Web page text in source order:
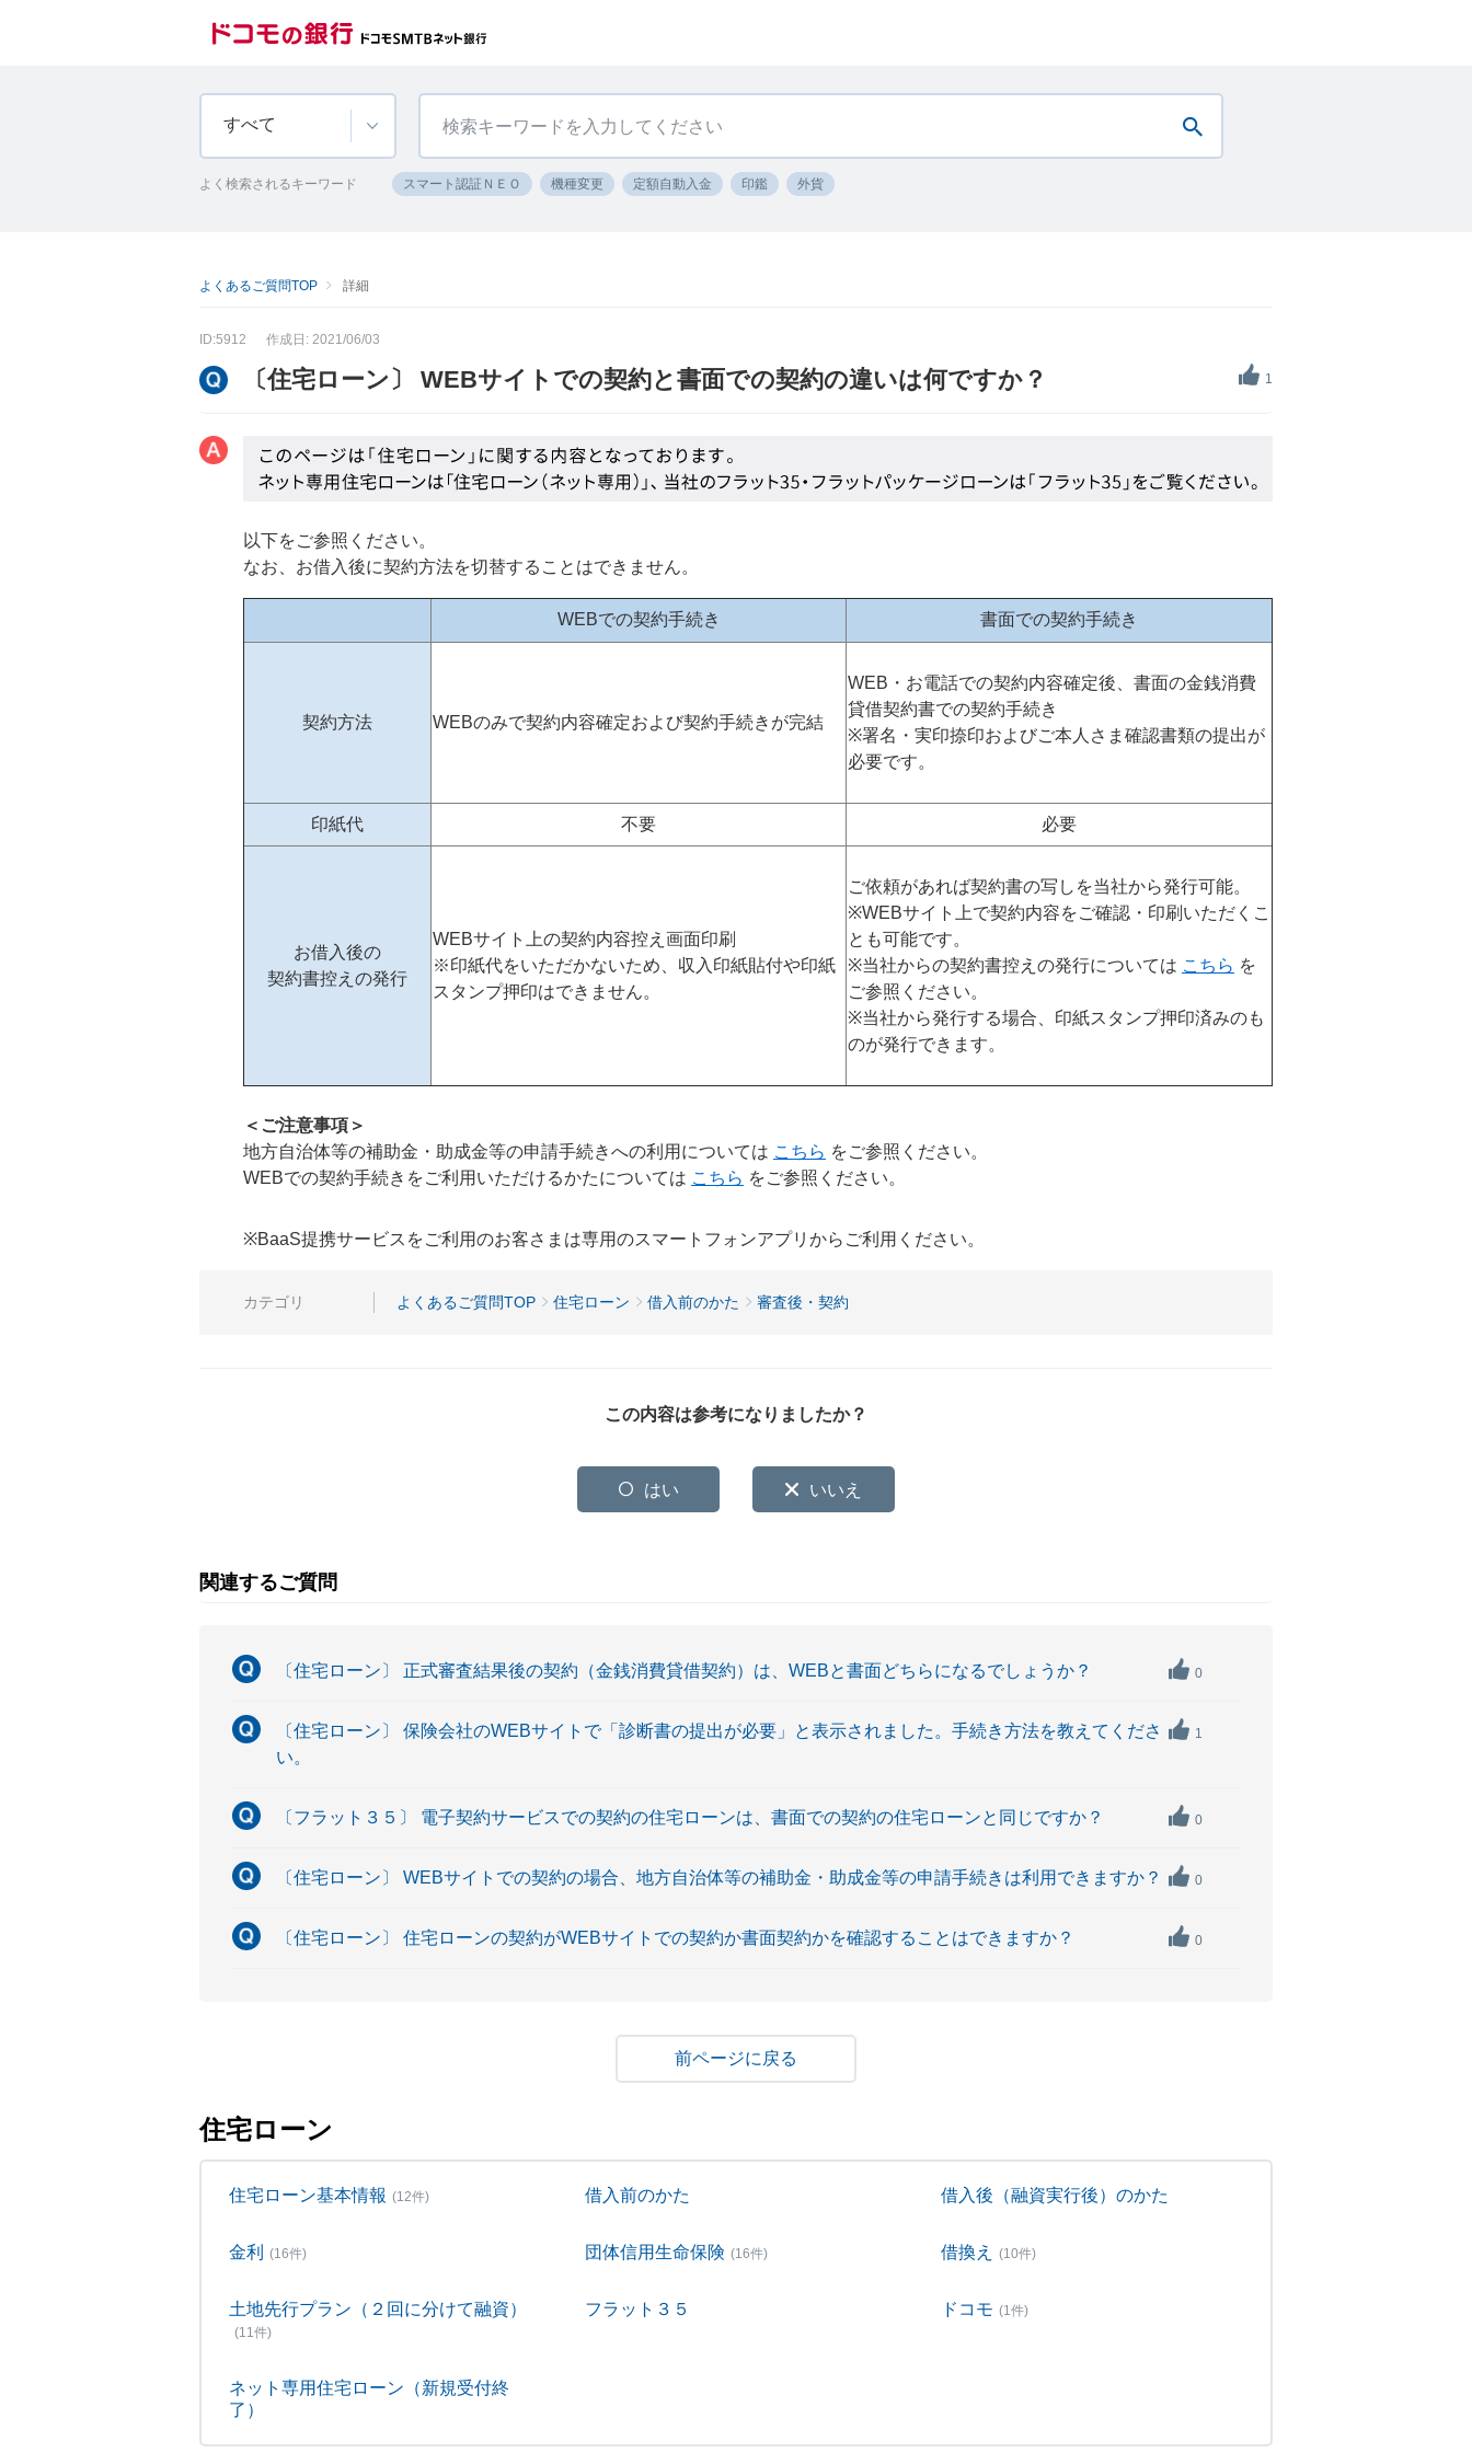
すべて
よく検索されるキーワード スマート認証ＮＥＯ 機種変更 定額自動入金 印鑑 外貨
よくあるご質問TOP 詳細
ID:5912 作成日: 2021/06/03
1
〔住宅ローン〕 WEBサイトでの契約と書面での契約の違いは何ですか？
以下をご参照ください。
なお、お借入後に契約方法を切替することはできません。
WEBでの契約手続き 書面での契約手続き
契約方法 WEBのみで契約内容確定および契約手続きが完結
WEB・お電話での契約内容確定後、書面の金銭消費
貸借契約書での契約手続き
※署名・実印捺印およびご本人さま確認書類の提出が
必要です。
印紙代 不要 必要
お借入後の
契約書控えの発行
WEBサイト上の契約内容控え画面印刷
※印紙代をいただかないため、収入印紙貼付や印紙
スタンプ押印はできません。
ご依頼があれば契約書の写しを当社から発行可能。
※WEBサイト上で契約内容をご確認・印刷いただくこ
とも可能です。
※当社からの契約書控えの発行については こちら を
ご参照ください。
※当社から発行する場合、印紙スタンプ押印済みのも
のが発行できます。
＜ご注意事項＞
地方自治体等の補助金・助成金等の申請手続きへの利用については こちら をご参照ください。
WEBでの契約手続きをご利用いただけるかたについては こちら をご参照ください。
※BaaS提携サービスをご利用のお客さまは専用のスマートフォンアプリからご利用ください。
カテゴリ よくあるご質問TOP 住宅ローン 借入前のかた 審査後・契約
この内容は参考になりましたか？
はい いいえ
関連するご質問
〔住宅ローン〕 正式審査結果後の契約（金銭消費貸借契約）は、WEBと書面どちらになるでしょうか？ 0
〔住宅ローン〕 保険会社のWEBサイトで「診断書の提出が必要」と表示されました。手続き方法を教えてくださ
い。
1
〔フラット３５〕 電子契約サービスでの契約の住宅ローンは、書面での契約の住宅ローンと同じですか？ 0
〔住宅ローン〕 WEBサイトでの契約の場合、地方自治体等の補助金・助成金等の申請手続きは利用できますか？ 0
〔住宅ローン〕 住宅ローンの契約がWEBサイトでの契約か書面契約かを確認することはできますか？ 0
戻る
住宅ローン
住宅ローン基本情報 (12件) 借入前のかた 借入後（融資実行後）のかた
金利 (16件) 団体信用生命保険 (16件) 借換え (10件)
土地先行プラン（２回に分けて融資）
(11件)
フラット３５ ドコモ (1件)
ネット専用住宅ローン（新規受付終
了）